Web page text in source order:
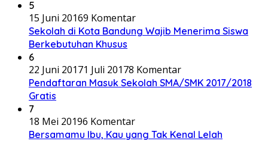
5
15 Juni 20169 Komentar
Sekolah di Kota Bandung Wajib Menerima Siswa
Berkebutuhan Khusus
6
22 Juni 20171 Juli 20178 Komentar
Pendaftaran Masuk Sekolah SMA/SMK 2017/2018
Gratis
7
18 Mei 20196 Komentar
Bersamamu Ibu, Kau yang Tak Kenal Lelah